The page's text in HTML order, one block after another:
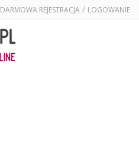
DARMOWA REJESTRACJA / LOGOWANIE